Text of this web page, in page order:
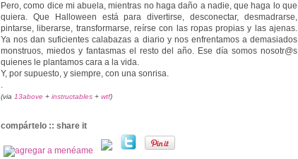
Pero, como dice mi abuela, mientras no haga daño a nadie, que haga lo que
quiera. Que Halloween está para divertirse, desconectar, desmadrarse,
pintarse, liberarse, transformarse, reírse con las ropas propias y las ajenas.
Ya nos dan suficientes calabazas a diario y nos enfrentamos a demasiados
monstruos, miedos y fantasmas el resto del año. Ese día somos nosotr@s
quienes le plantamos cara a la vida.
Y, por supuesto, y siempre, con una sonrisa.
.
(via 13above + instructables + wtf)
compártelo :: share it